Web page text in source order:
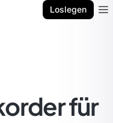
Loslegen
für